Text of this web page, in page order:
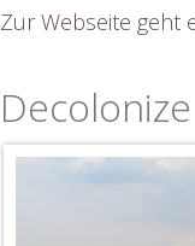
Zur Webseite geht